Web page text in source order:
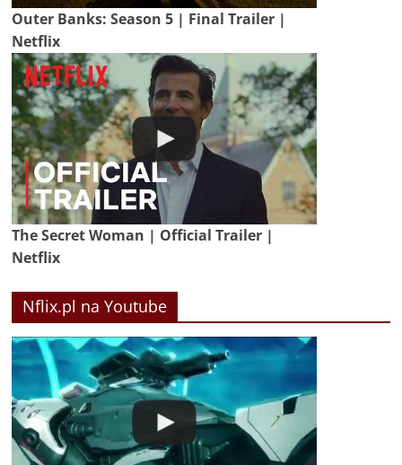
Outer Banks: Season 5 | Final Trailer |
Netflix
The Secret Woman | Official Trailer |
Netflix
Nflix.pl na Youtube